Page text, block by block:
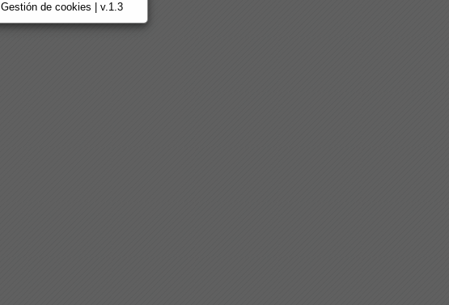
Gestión de cookies | v.1.3